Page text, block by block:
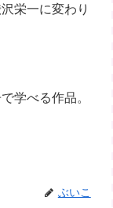
栄一に変わり
学べる作品。
ぶいこ